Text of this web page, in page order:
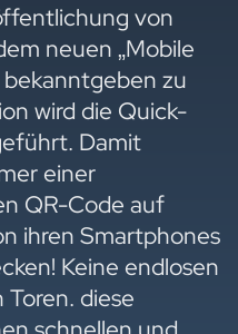
von
neuen „Mobile
zu
wird die Quick-
Damit
einer
QR-Code auf
ihren Smartphones
Keine endlosen
diese